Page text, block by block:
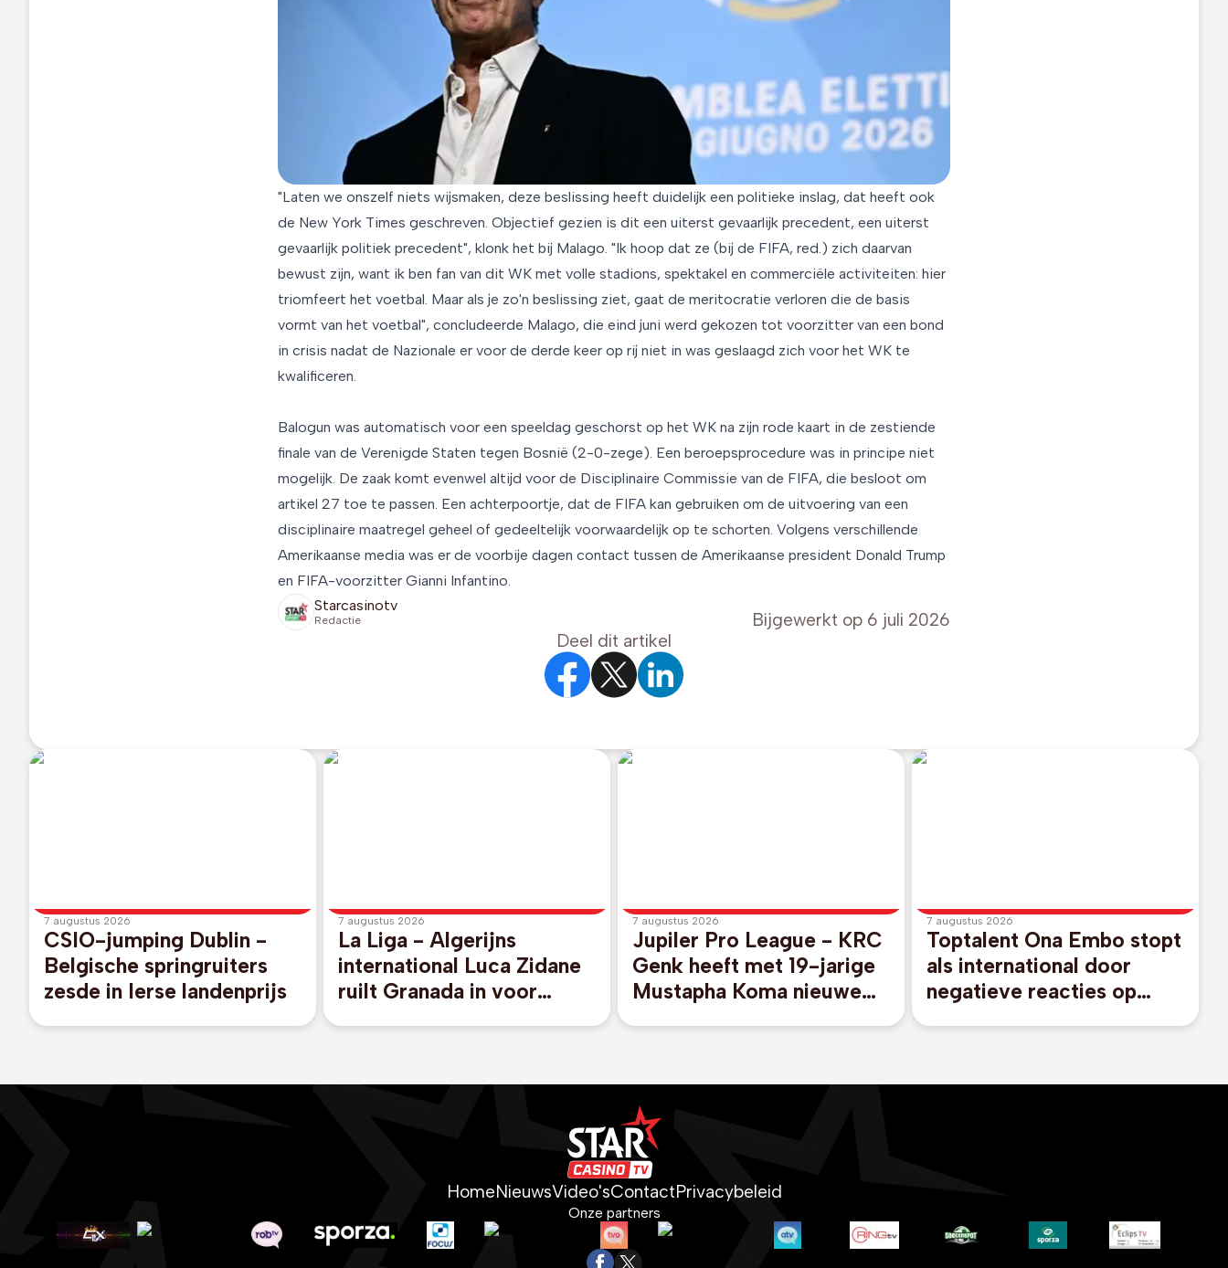
"Laten we onszelf niets wijsmaken, deze beslissing heeft duidelijk een politieke inslag, dat heeft ook
de New York Times geschreven. Objectief gezien is dit een uiterst gevaarlijk precedent, een uiterst
gevaarlijk politiek precedent", klonk het bij Malago. "Ik hoop dat ze (bij de FIFA, red.) zich daarvan
bewust zijn, want ik ben fan van dit WK met volle stadions, spektakel en commerciële activiteiten: hier
triomfeert het voetbal. Maar als je zo'n beslissing ziet, gaat de meritocratie verloren die de basis
vormt van het voetbal", concludeerde Malago, die eind juni werd gekozen tot voorzitter van een bond
in crisis nadat de Nazionale er voor de derde keer op rij niet in was geslaagd zich voor het WK te
kwalificeren.
Balogun was automatisch voor een speeldag geschorst op het WK na zijn rode kaart in de zestiende
finale van de Verenigde Staten tegen Bosnië (2-0-zege). Een beroepsprocedure was in principe niet
mogelijk. De zaak komt evenwel altijd voor de Disciplinaire Commissie van de FIFA, die besloot om
artikel 27 toe te passen. Een achterpoortje, dat de FIFA kan gebruiken om de uitvoering van een
disciplinaire maatregel geheel of gedeeltelijk voorwaardelijk op te schorten. Volgens verschillende
Amerikaanse media was er de voorbije dagen contact tussen de Amerikaanse president Donald Trump
en FIFA-voorzitter Gianni Infantino.
Starcasinotv
Redactie Bijgewerkt op 6 juli 2026
Deel dit artikel
7 augustus 2026
CSIO-jumping Dublin -
Belgische springruiters
zesde in Ierse landenprijs
7 augustus 2026
La Liga - Algerijns
international Luca Zidane
ruilt Granada in voor
7 augustus 2026
Jupiler Pro League - KRC
Genk heeft met 19-jarige
Mustapha Koma nieuwe
7 augustus 2026
Toptalent Ona Embo stopt
als international door
negatieve reacties op
HomeNieuwsVideo'sContactPrivacybeleid
Onze partners